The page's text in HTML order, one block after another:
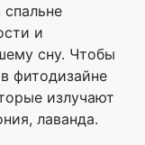
и
сну. Чтобы
фитодизайне
излучают
лаванда.